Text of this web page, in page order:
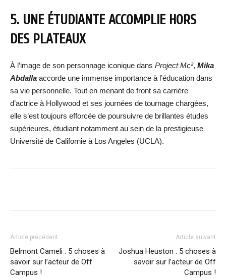
5. UNE ÉTUDIANTE ACCOMPLIE HORS
DES PLATEAUX
À l’image de son personnage iconique dans Project Mc², Mika
Abdalla accorde une immense importance à l’éducation dans
sa vie personnelle. Tout en menant de front sa carrière
d’actrice à Hollywood et ses journées de tournage chargées,
elle s’est toujours efforcée de poursuivre de brillantes études
supérieures, étudiant notamment au sein de la prestigieuse
Université de Californie à Los Angeles (UCLA).
Article précédent
Belmont Cameli : 5 choses à
savoir sur l’acteur de Off
Campus !
Article suivant
Joshua Heuston : 5 choses à
savoir sur l’acteur de Off
Campus !